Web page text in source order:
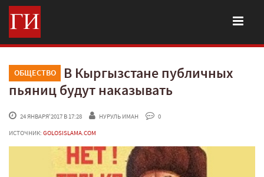
ОБЩЕСТВО
В Кыргызстане публичных
пьяниц будут наказывать
24 ЯНВАРЯ'2017 В 17:28 НУРУЛЬ ИМАН
0
ИСТОЧНИК: GOLOSISLAMA.COM